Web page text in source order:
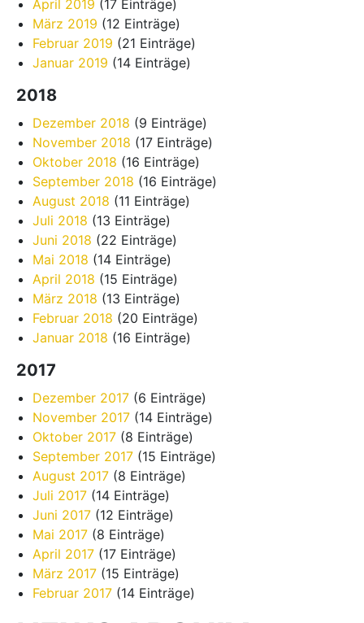
April 2019 (17 Einträge)
März 2019 (12 Einträge)
Februar 2019 (21 Einträge)
Januar 2019 (14 Einträge)
2018
Dezember 2018 (9 Einträge)
November 2018 (17 Einträge)
Oktober 2018 (16 Einträge)
September 2018 (16 Einträge)
August 2018 (11 Einträge)
Juli 2018 (13 Einträge)
Juni 2018 (22 Einträge)
Mai 2018 (14 Einträge)
April 2018 (15 Einträge)
März 2018 (13 Einträge)
Februar 2018 (20 Einträge)
Januar 2018 (16 Einträge)
2017
Dezember 2017 (6 Einträge)
November 2017 (14 Einträge)
Oktober 2017 (8 Einträge)
September 2017 (15 Einträge)
August 2017 (8 Einträge)
Juli 2017 (14 Einträge)
Juni 2017 (12 Einträge)
Mai 2017 (8 Einträge)
April 2017 (17 Einträge)
März 2017 (15 Einträge)
Februar 2017 (14 Einträge)